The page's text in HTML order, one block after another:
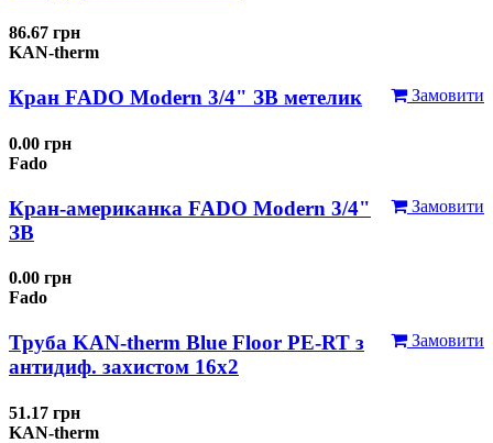
86.67 грн
KAN-therm
Замовити
Кран FADO Modern 3/4" ЗВ метелик
0.00 грн
Fado
Замовити
Кран-американка FADO Modern 3/4"
ЗВ
0.00 грн
Fado
Замовити
Труба KAN-therm Blue Floor PE-RT з
антидиф. захистом 16х2
51.17 грн
KAN-therm